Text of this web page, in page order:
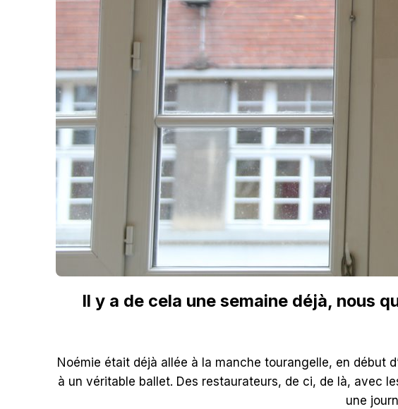
Il y a de cela une semaine déjà, nous
Noémie était déjà allée à la manche tourangelle, en début
à un véritable ballet. Des restaurateurs, de ci, de là, avec
une